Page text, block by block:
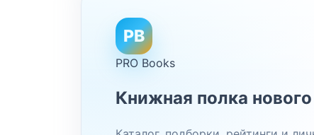
PB
PRO Books
Книжная полка нового